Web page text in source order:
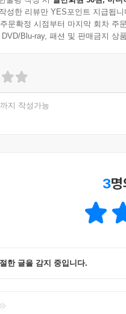
성한 리뷰만 YES포인트 지급됩니
문확정 시점부터 마지막 회차 주
Blu-ray, 패션 및 판매금지 상
지 작성가능
3
한 글을 감지 중입니다.